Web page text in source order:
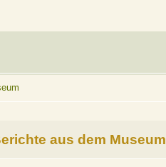
aus dem Museum